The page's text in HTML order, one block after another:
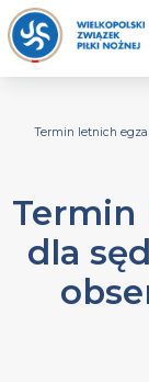
Termin letnich
Termin
dla